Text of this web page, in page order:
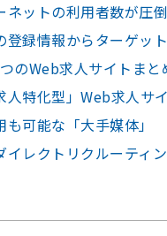
ットの利用者数が圧
録情報からターゲッ
のWeb求人サイトまと
特化型」Web求人サ
可能な「大手媒体」
レクトリクルーティ